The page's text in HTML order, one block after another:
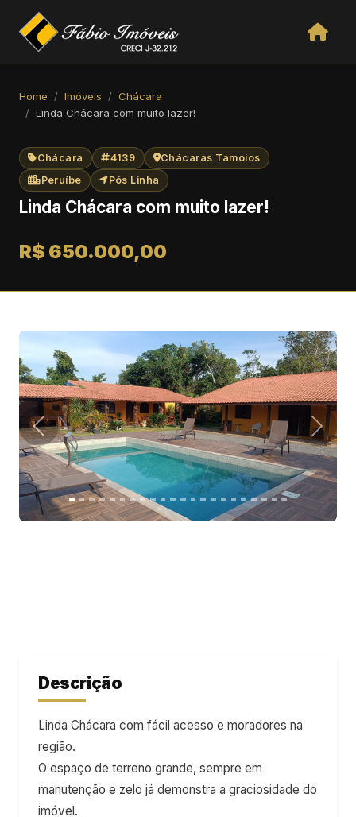
Home Imóveis
Chácara
Linda Chácara com muito lazer!
Chácara 4139
Chácaras Tamoios
Peruíbe
Pós Linha
Linda Chácara com muito lazer!
R$ 650.000,00
Descrição
Linda Chácara com fácil acesso e moradores na
região.
O espaço de terreno grande, sempre em
manutenção e zelo já demonstra a graciosidade do
imóvel.